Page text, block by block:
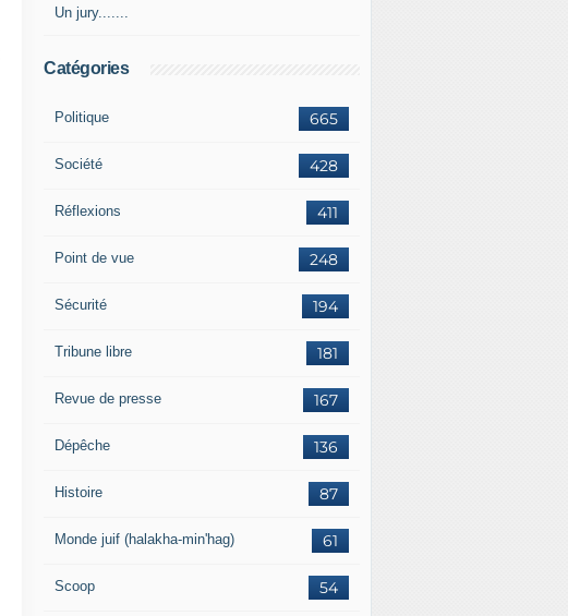
Un jury.......
Catégories
665
Politique
428
Société
411
Réflexions
248
Point de vue
194
Sécurité
181
Tribune libre
167
Revue de presse
136
Dépêche
87
Histoire
61
Monde juif (halakha-min'hag)
54
Scoop